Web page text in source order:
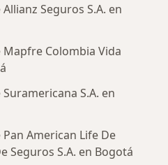
Seguros S.A. en
Colombia Vida
S.A. en
American Life De
Seguros S.A. en Bogotá